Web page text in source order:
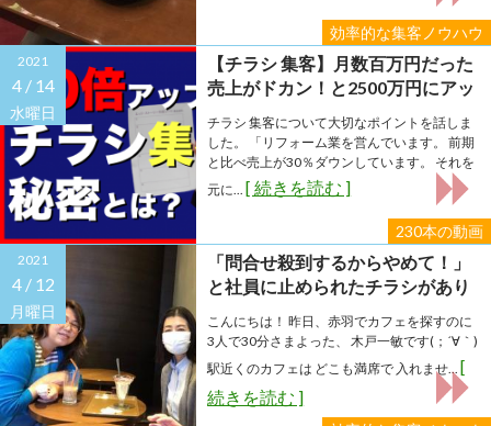
効率的な集客ノウハウ
2021
4 / 14
水曜日
230本の動画
【チラシ 集客】月数百万円だった
売上がドカン！と2500万円にアッ
プしたチラシ集客の秘密
チラシ 集客について大切なポイントを話しま
した。 「リフォーム業を営んでいます。 前期
と比べ売上が30％ダウンしています。 それを
元に... [ 続きを読む ]
2021
4 / 12
月曜日
「問合せ殺到するからやめて！」
と社員に止められたチラシがあり
こんにちは！ 昨日、赤羽でカフェを探すのに
3人で30分さまよった、 木戸一敏です(；´∀｀)
駅近くのカフェは どこも満席で 入れませ... [
続きを読む ]